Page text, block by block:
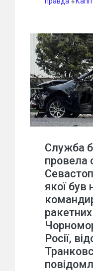
Служба
провела
якої був
Росії,